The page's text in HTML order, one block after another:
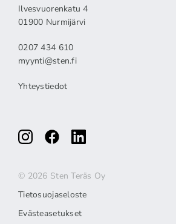
Ilvesvuorenkatu 4
01900 Nurmijärvi
0207 434 610
myynti@sten.fi
Yhteystiedot
© 2026 Sten Teräs Oy
Tietosuojaseloste
Evästeasetukset